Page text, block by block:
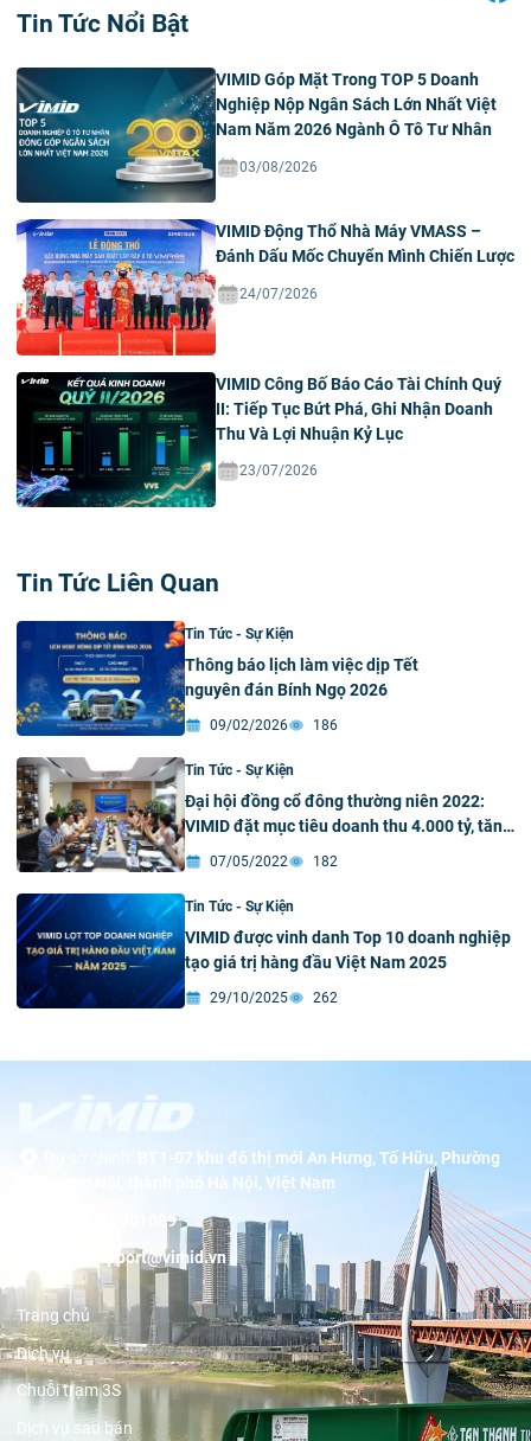
Tin Tức Nổi Bật
VIMID Góp Mặt Trong TOP 5 Doanh
Nghiệp Nộp Ngân Sách Lớn Nhất Việt
Nam Năm 2026 Ngành Ô Tô Tư Nhân
03/08/2026
VIMID Động Thổ Nhà Máy VMASS –
Đánh Dấu Mốc Chuyển Mình Chiến Lược
24/07/2026
VIMID Công Bố Báo Cáo Tài Chính Quý
II: Tiếp Tục Bứt Phá, Ghi Nhận Doanh
Thu Và Lợi Nhuận Kỷ Lục
23/07/2026
Tin Tức Liên Quan
Tin Tức - Sự Kiện
Thông báo lịch làm việc dịp Tết
nguyên đán Bính Ngọ 2026
09/02/2026 186
Tin Tức - Sự Kiện
Đại hội đồng cổ đông thường niên 2022:
VIMID đặt mục tiêu doanh thu 4.000 tỷ, tăng
trưởng lợi nhuận vượt bậc lên 40 tỷ trong
năm 2022
07/05/2022 182
Tin Tức - Sự Kiện
VIMID được vinh danh Top 10 doanh nghiệp
tạo giá trị hàng đầu Việt Nam 2025
29/10/2025 262
BT1-07 khu đô thị mới An Hưng, Tố Hữu, Phường
Dương Nội, thành phố Hà Nội, Việt Nam
19001089
support@vimid.vn
Trang chủ
Dịch vụ
Chuỗi trạm 3S
Dịch vụ sau bán